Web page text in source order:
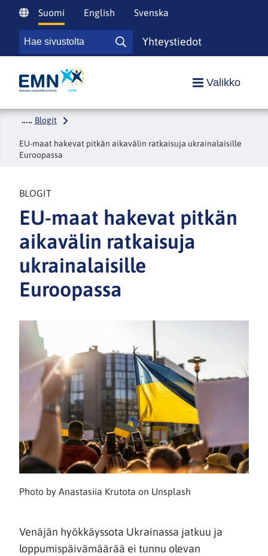
Siirry
sisältöön
Suomi English Svenska
Hae
sivustolta
Hae
sivustolta
Yhteystiedot
Etusivulle
Valikko
Blogit
EU-maat hakevat pitkän aikavälin ratkaisuja ukrainalaisille
Euroopassa
BLOGIT
EU-maat hakevat pitkän
aikavälin ratkaisuja
ukrainalaisille
Euroopassa
Photo by Anastasiia Krutota on Unsplash
Venäjän hyökkäyssota Ukrainassa jatkuu ja
loppumispäivämäärää ei tunnu olevan